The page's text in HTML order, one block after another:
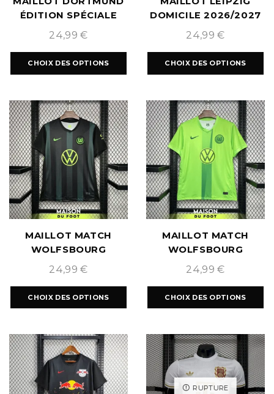
ÉDITION SPÉCIALE
2026/2027
24,99€
CHOIX DES OPTIONS
DOMICILE 2026/2027
24,99€
CHOIX DES OPTIONS
MAILLOT MATCH
WOLFSBOURG
EXTÉRIEUR
2024/2025
24,99€
CHOIX DES OPTIONS
MAILLOT MATCH
WOLFSBOURG
DOMICILE 2024/2025
24,99€
CHOIX DES OPTIONS
RUPTURE